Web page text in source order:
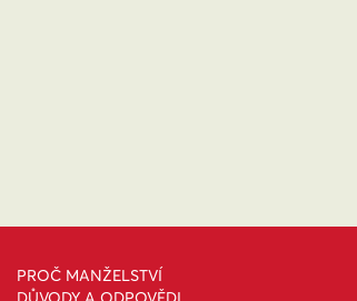
PROČ MANŽELSTVÍ